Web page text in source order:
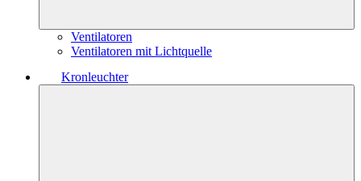
Ventilatoren
Ventilatoren mit Lichtquelle
Kronleuchter